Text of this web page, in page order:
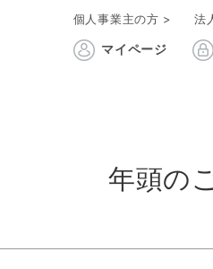
個人事業主の方 > 法
マイページ
年頭の